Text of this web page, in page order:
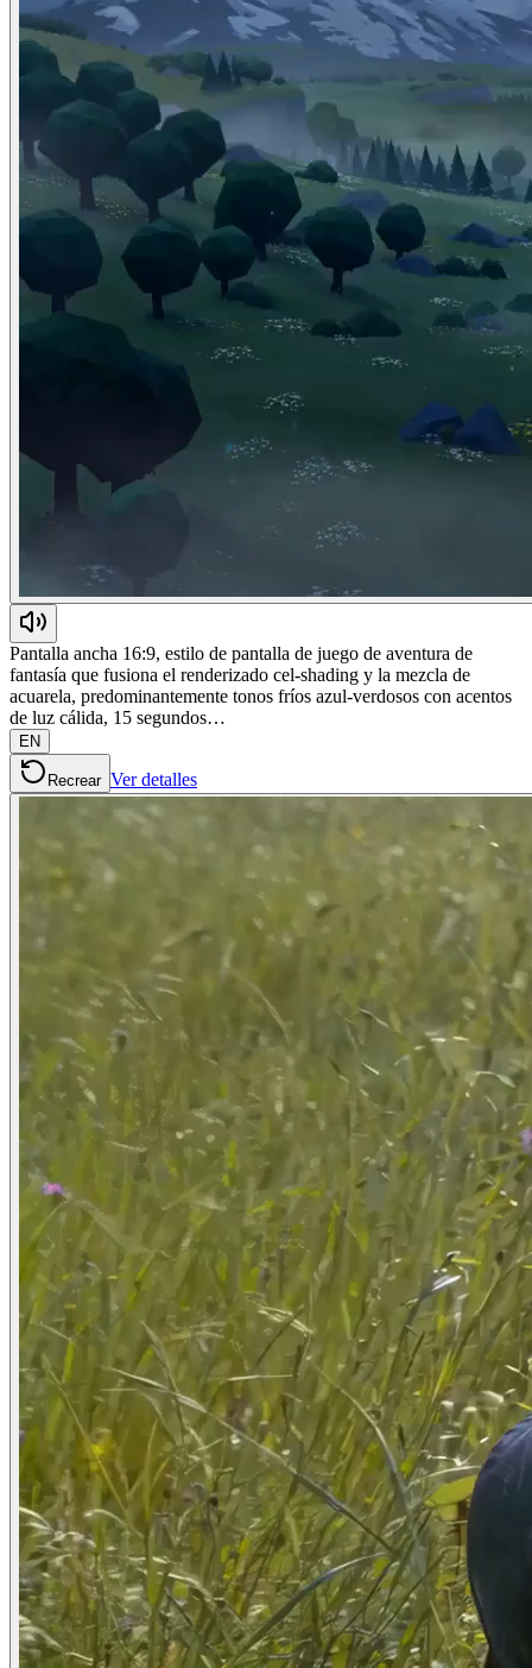
Pantalla ancha 16:9, estilo de pantalla de juego de aventura de
fantasía que fusiona el renderizado cel-shading y la mezcla de
acuarela, predominantemente tonos fríos azul-verdosos con acentos
de luz cálida, 15 segundos…
EN
Recrear Ver detalles